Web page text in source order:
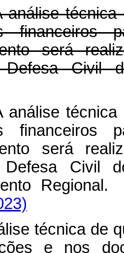
técnica
financeiros
será
Civil
técnica
financeiros
será
Civil
técnica de
e nos